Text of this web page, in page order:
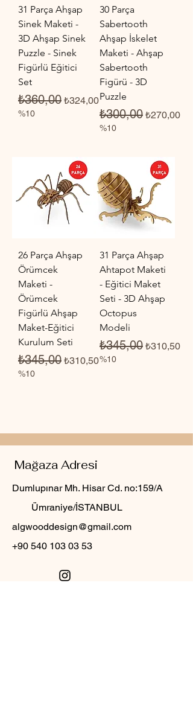
31 Parça Ahşap
Sinek Maketi -
3D Ahşap Sinek
Puzzle - Sinek
Figürlü Eğitici
Set
Normal Fiyat
₺360,00 İndirimli Fiyat
₺324,00
%10
30 Parça
Sabertooth
Ahşap İskelet
Maketi - Ahşap
Sabertooth
Figürü - 3D
Puzzle
Normal Fiyat
₺300,00 İndirimli
₺270,00
%10
26 Parça Ahşap
Örümcek
Maketi -
Örümcek
Figürlü Ahşap
Maket-Eğitici
Kurulum Seti
Normal Fiyat
₺345,00 İndirimli Fiyat
₺310,50
%10
31 Parça Ahşap
Ahtapot Maketi
- Eğitici Maket
Seti - 3D Ahşap
Octopus
Modeli
Normal Fiyat
₺345,00 İndirimli
₺310,50
%10
Mağaza Adresi
Dumlupınar Mh. Hisar Cd. no:159/A
Ümraniye/İSTANBUL
algwooddesign@gmail.com
+90 540 103 03 53